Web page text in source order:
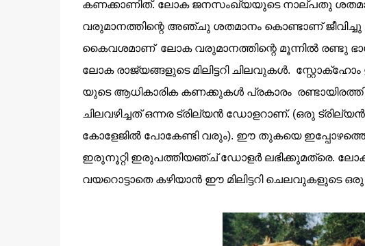
കണക്കാണിത്. ലോക ജനസംഖ്യയുടെ നാല്പതു
വരുമാനത്തിന്റെ അഞ്ചു ശതമാനം കൊണ്ടാണ്
കൈവശമാണ് ലോക വരുമാനത്തിന്റെ മൂന്നില്‍ രണ്ടു
ലോക രാജ്യങ്ങളുടെ മിലിട്ടറി ചിലവുകള്‍. സ്റ്റോക്ഹോം
യുടെ ആധികാരിക കണക്കുകള്‍ പ്രകാരം
ചിലവഴിച്ചത് ഒന്നര ട്രില്യന്‍ ഡോളറാണ്. (ഒരു
കോളേജില്‍ പോകേണ്ടി വരും). ഈ തുകയെ ഇപ്പോഴത്തെ
ഇരുനൂറ്റി ഇരുപത്തിയഞ്ച്‌ ഡോളര്‍ ലഭിക്കുമത്രെ.
വയറൊട്ടാതെ കഴിയാന്‍ ഈ മിലിട്ടറി ചെലവുകളുടെ